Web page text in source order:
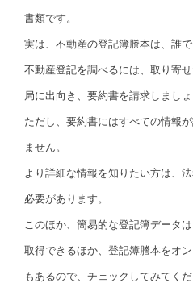
書類です。
実は、不動産の登記簿謄本は、誰で
不動産登記を調べるには、取り寄
局に出向き、要約書を請求しましょ
ただし、要約書にはすべての情報
ません。
より詳細な情報を知りたい方は、
必要があります。
このほか、簡易的な登記簿データ
取得できるほか、登記簿謄本をオ
もあるので、チェックしてみてくだ